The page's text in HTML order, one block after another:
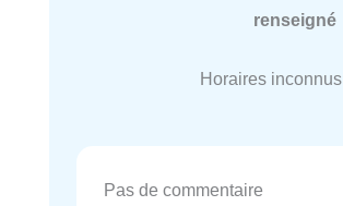
renseigné
Horaires inconnus
Pas de commentaire